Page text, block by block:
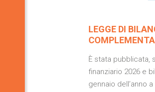
LEGGE DI
È stata pubblicata,
finanziario 2026 e
gennaio dell’anno